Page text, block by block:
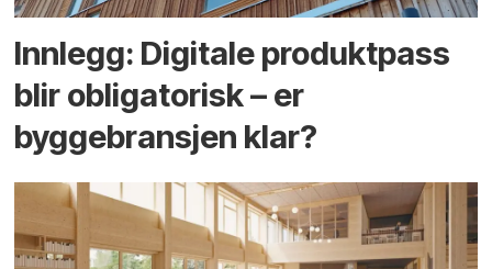
Innlegg: Digitale produktpass
blir obligatorisk – er
byggebransjen klar?